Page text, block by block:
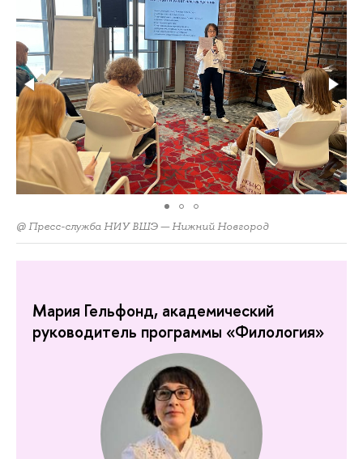
@ Пресс-служба НИУ ВШЭ — Нижний Новгород
Мария Гельфонд, академический
руководитель программы «Филология»